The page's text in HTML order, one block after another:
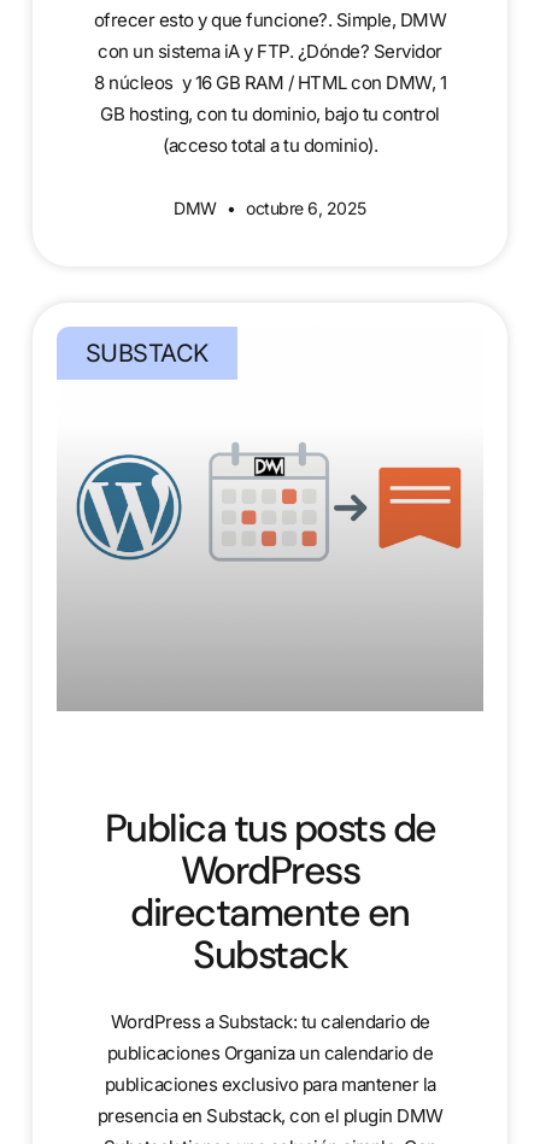
ofrecer esto y que funcione?. Simple, DMW
con un sistema iA y FTP. ¿Dónde? Servidor
8 núcleos y 16 GB RAM / HTML con DMW, 1
GB hosting, con tu dominio, bajo tu control
(acceso total a tu dominio).
DMW octubre 6, 2025
SUBSTACK
Publica tus posts de
WordPress
directamente en
Substack
WordPress a Substack: tu calendario de
publicaciones Organiza un calendario de
publicaciones exclusivo para mantener la
presencia en Substack, con el plugin DMW